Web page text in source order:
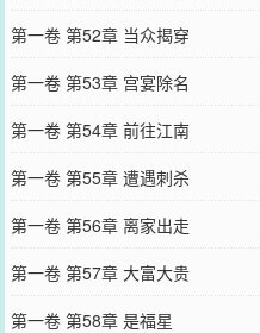
第一卷 第52章 当众揭穿
第一卷 第53章 宫宴除名
第一卷 第54章 前往江南
第一卷 第55章 遭遇刺杀
第一卷 第56章 离家出走
第一卷 第57章 大富大贵
第一卷 第58章 是福星